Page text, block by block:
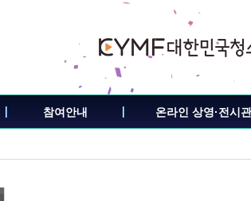
참여안내 온라인 상영·전시관